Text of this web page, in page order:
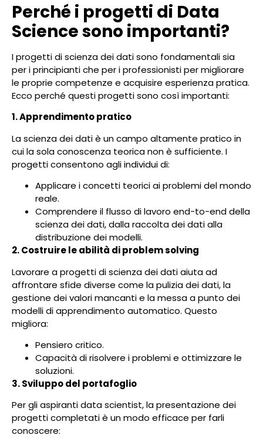
Perché i progetti di Data
Science sono importanti?
I progetti di scienza dei dati sono fondamentali sia
per i principianti che per i professionisti per migliorare
le proprie competenze e acquisire esperienza pratica.
Ecco perché questi progetti sono così importanti:
1. Apprendimento pratico
La scienza dei dati è un campo altamente pratico in
cui la sola conoscenza teorica non è sufficiente. I
progetti consentono agli individui di:
Applicare i concetti teorici ai problemi del mondo
reale.
Comprendere il flusso di lavoro end-to-end della
scienza dei dati, dalla raccolta dei dati alla
distribuzione dei modelli.
2. Costruire le abilità di problem solving
Lavorare a progetti di scienza dei dati aiuta ad
affrontare sfide diverse come la pulizia dei dati, la
gestione dei valori mancanti e la messa a punto dei
modelli di apprendimento automatico. Questo
migliora:
Pensiero critico.
Capacità di risolvere i problemi e ottimizzare le
soluzioni.
3. Sviluppo del portafoglio
Per gli aspiranti data scientist, la presentazione dei
progetti completati è un modo efficace per farli
conoscere: